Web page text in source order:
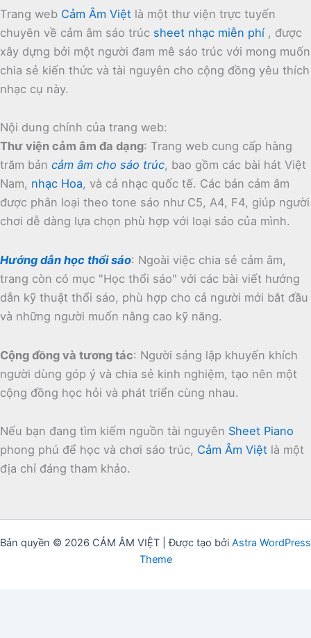
Trang web Cảm Âm Việt là một thư viện trực tuyến
chuyên về cảm âm sáo trúc sheet nhạc miễn phí , được
xây dựng bởi một người đam mê sáo trúc với mong muốn
chia sẻ kiến thức và tài nguyên cho cộng đồng yêu thích
nhạc cụ này.
Nội dung chính của trang web:
Thư viện cảm âm đa dạng: Trang web cung cấp hàng
trăm bản cảm âm cho sáo trúc, bao gồm các bài hát Việt
Nam, nhạc Hoa, và cả nhạc quốc tế. Các bản cảm âm
được phân loại theo tone sáo như C5, A4, F4, giúp người
chơi dễ dàng lựa chọn phù hợp với loại sáo của mình.
Hướng dẫn học thổi sáo: Ngoài việc chia sẻ cảm âm,
trang còn có mục "Học thổi sáo" với các bài viết hướng
dẫn kỹ thuật thổi sáo, phù hợp cho cả người mới bắt đầu
và những người muốn nâng cao kỹ năng.
Cộng đồng và tương tác: Người sáng lập khuyến khích
người dùng góp ý và chia sẻ kinh nghiệm, tạo nên một
cộng đồng học hỏi và phát triển cùng nhau.
Nếu bạn đang tìm kiếm nguồn tài nguyên Sheet Piano
phong phú để học và chơi sáo trúc, Cảm Âm Việt là một
địa chỉ đáng tham khảo.
Bản quyền © 2026 CẢM ÂM VIỆT | Được tạo bởi Astra WordPress
Theme